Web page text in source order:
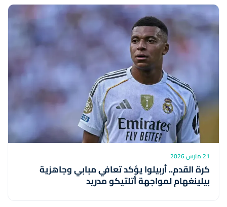
21 مارس 2026
كرة القدم.. أربيلوا يؤكد تعافي مبابي وجاهزية
بيلينغهام لمواجهة أتلتيكو مدريد